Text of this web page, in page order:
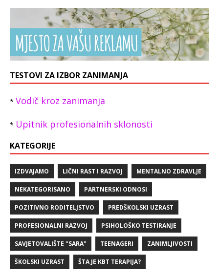
TESTOVI ZA IZBOR ZANIMANJA
* Vodič kroz zanimanja
* Upitnik profesionalnih sklonosti
KATEGORIJE
IZDVAJAMO LIČNI RAST I RAZVOJ MENTALNO ZDRAVLJE
NEKATEGORISANO PARTNERSKI ODNOSI
POZITIVNO RODITELJSTVO PREDŠKOLSKI UZRAST
PROFESIONALNI RAZVOJ PSIHOLOŠKO TESTIRANJE
SAVJETOVALIŠTE "SARA" TEENAGERI ZANIMLJIVOSTI
ŠKOLSKI UZRAST ŠTA JE KBT TERAPIJA?